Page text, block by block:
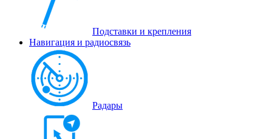
Подставки и крепления
Навигация и радиосвязь
Радары